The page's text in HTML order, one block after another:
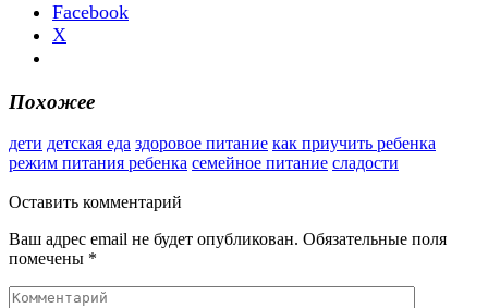
Facebook
X
Похожее
дети детская еда здоровое питание как приучить ребенка
режим питания ребенка семейное питание сладости
Оставить комментарий
Ваш адрес email не будет опубликован. Обязательные поля
помечены *